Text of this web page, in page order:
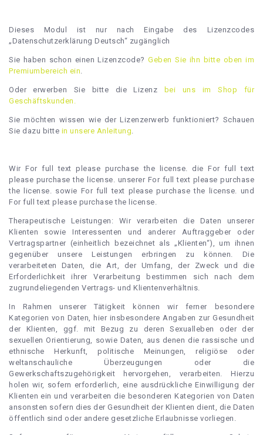
Dieses Modul ist nur nach Eingabe des Lizenzcodes
„Datenschutzerklärung Deutsch“ zugänglich
Sie haben schon einen Lizenzcode?Geben Sie ihn bitte oben im
Premiumbereich ein
Oder erwerben Sie bitte die Lizenz bei uns im Shop für
Geschäftskunden.
Sie möchten wissen wie der Lizenzerwerb funktioniert? Schauen
Sie dazu bitte in unsere Anleitung
Wir For full text please purchase the license. die For full text
please purchase the license. unserer For full text please purchase
the license. sowie For full text please purchase the license. und
For full text please purchase the license.
Therapeutische Leistungen: Wir verarbeiten die Daten unserer
Klienten sowie Interessenten und anderer Auftraggeber oder
Vertragspartner (einheitlich bezeichnet als „Klienten“), um ihnen
gegenüber unsere Leistungen erbringen zu können. Die
verarbeiteten Daten, die Art, der Umfang, der Zweck und die
Erforderlichkeit ihrer Verarbeitung bestimmen sich nach dem
zugrundeliegenden Vertrags- und Klientenverhältnis.
In Rahmen unserer Tätigkeit können wir ferner besondere
Kategorien von Daten, hier insbesondere Angaben zur Gesundheit
der Klienten, ggf. mit Bezug zu deren Sexualleben oder der
sexuellen Orientierung, sowie Daten, aus denen die rassische und
ethnische Herkunft, politische Meinungen, religiöse oder
weltanschauliche Überzeugungen oder die
Gewerkschaftszugehörigkeit hervorgehen, verarbeiten. Hierzu
holen wir, sofern erforderlich, eine ausdrückliche Einwilligung der
Klienten ein und verarbeiten die besonderen Kategorien von Daten
ansonsten sofern dies der Gesundheit der Klienten dient, die Daten
öffentlich sind oder andere gesetzliche Erlaubnisse vorliegen.